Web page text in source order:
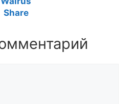
Share